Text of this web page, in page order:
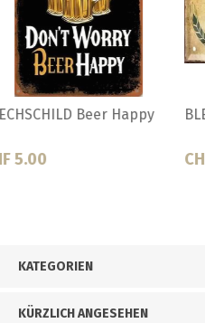
BLECHSCHILD DRINK BEER
CHF 5.00
KATEGORIEN
KÜRZLICH ANGESEHEN